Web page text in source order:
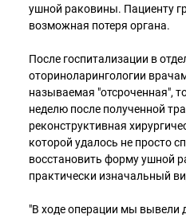
ушной раковины. Пациенту
возможная потеря органа.
После госпитализации в
оториноларингологии
называемая "отсроченная",
неделю после полученной
реконструктивная
которой удалось не просто
восстановить форму ушной
практически изначальный
"В ходе операции мы вывели